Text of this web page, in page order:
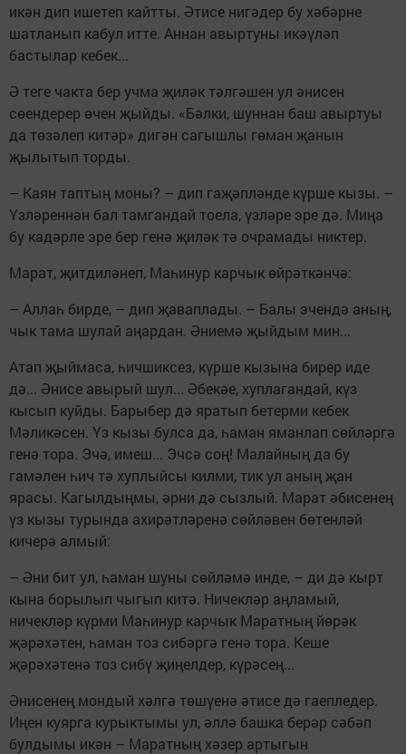
икән дип ишетеп кайтты. Әтисе нигәдер бу хәбәрне
шатланып кабул итте. Аннан авыртуны икәүләп
бастылар кебек...
Ә теге чакта бер учма җиләк тәлгәшен ул әнисен
сөендерер өчен җыйды. «Бәлки, шуннан баш авыртуы
да төзәлеп китәр» дигән сагышлы гөман җанын
җылытып торды.
– Каян таптың моны? – дип гаҗәпләнде күрше кызы. –
Үзләреннән бал тамгандай тоела, үзләре эре дә. Миңа
бу кадәрле эре бер генә җиләк тә очрамады никтер.
Марат, җитдиләнеп, Маһинур карчык өйрәткәнчә:
– Аллаһ бирде, – дип җаваплады. – Балы эчендә аның,
чык тама шулай аңардан. Әниемә җыйдым мин...
Атап җыймаса, һичшиксез, күрше кызына бирер иде
дә... Әнисе авырый шул... Әбекәе, хуплагандай, күз
кысып куйды. Барыбер дә яратып бетерми кебек
Мәликәсен. Үз кызы булса да, һаман яманлап сөйләргә
генә тора. Эчә, имеш... Эчсә соң! Малайның да бу
гамәлен һич тә хуплыйсы килми, тик ул аның җан
ярасы. Кагылдыңмы, әрни дә сызлый. Марат әбисенең
үз кызы турында ахирәтләренә сөйләвен бөтенләй
кичерә алмый:
– Әни бит ул, һаман шуны сөйләмә инде, – ди дә кырт
кына борылып чыгып китә. Ничекләр аңламый,
ничекләр күрми Маһинур карчык Маратның йөрәк
җәрәхәтен, һаман тоз сибәргә генә тора. Кеше
җәрәхәтенә тоз сибү җиңелдер, күрәсең...
Әнисенең мондый хәлгә төшүенә әтисе дә гаепледер.
Иңен куярга курыктымы ул, әллә башка берәр сәбәп
булдымы икән – Маратның хәзер артыгын